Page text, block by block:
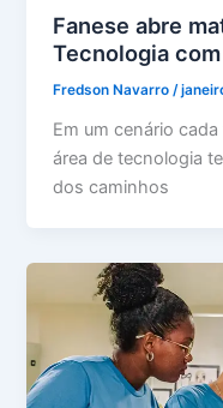
Fanese abre
Tecnologia
Fredson Navarro/
Em um cenário
área de tecnologia
dos caminhos